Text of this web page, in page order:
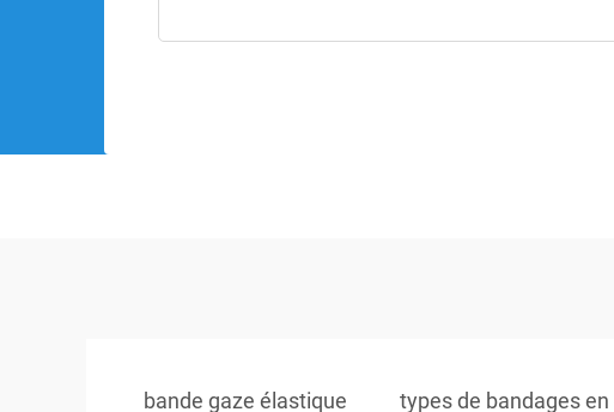
bande gaze élastique types de bandages en